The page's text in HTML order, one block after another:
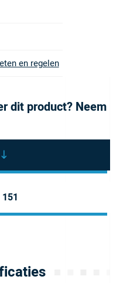
Dankzij de
bieden deze
en regelen
dit product? Neem